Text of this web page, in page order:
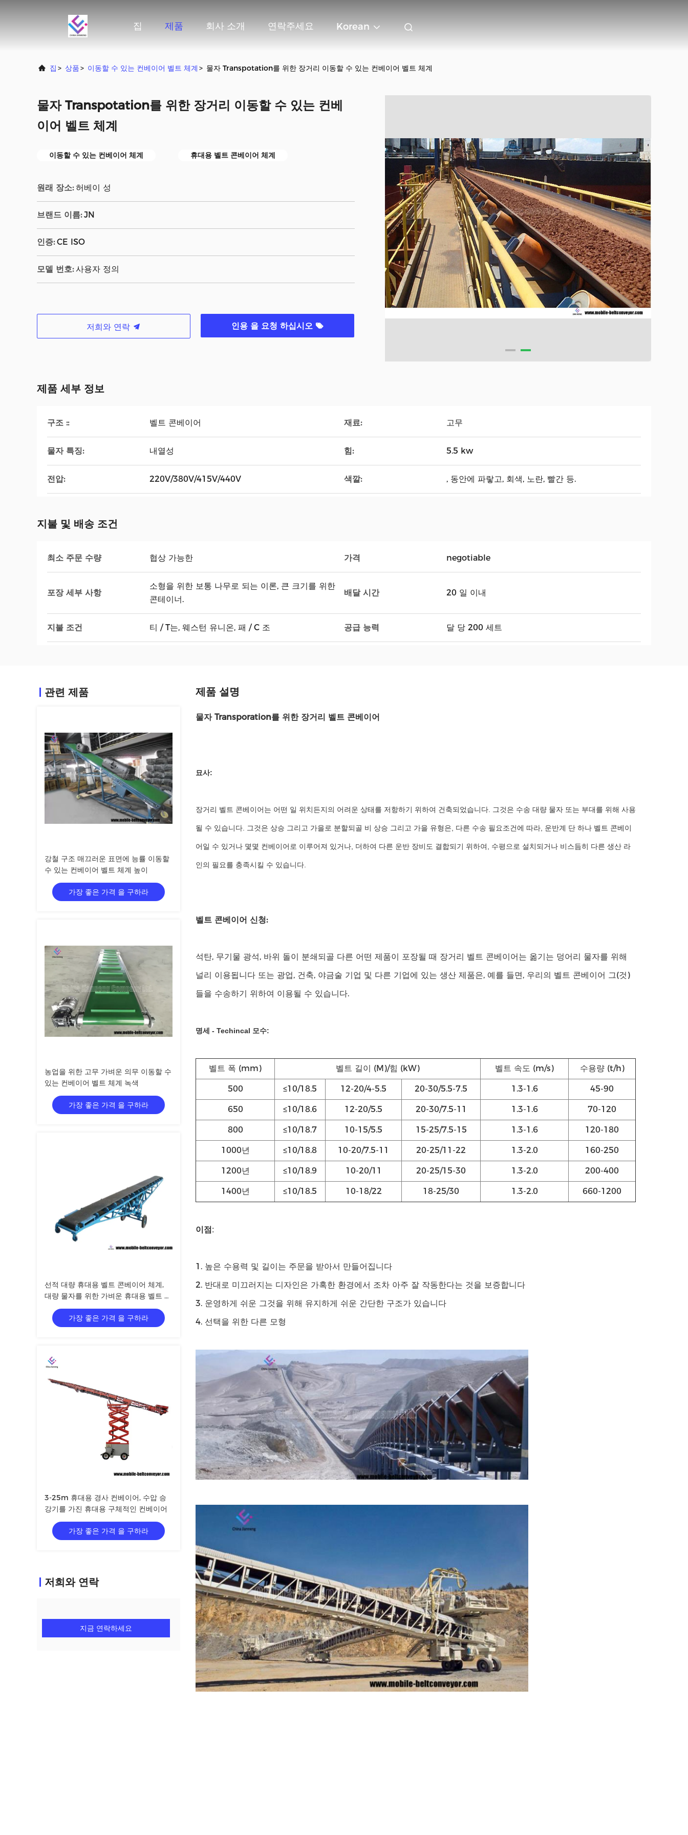
집 제품 회사 소개 연락주세요 Korean
집 > 상품> 이동할 수 있는 컨베이어 벨트 체계 > 물자 Transpotation를 위한 장거리 이동할 수 있는 컨베이어 벨트 체계
물자 Transpotation를 위한 장거리 이동할 수 있는 컨베
이어 벨트 체계
이동할 수 있는 컨베이어 체계 휴대용 벨트 콘베이어 체계
원래 장소: 허베이 성
브랜드 이름: JN
인증: CE ISO
모델 번호: 사용자 정의
저희와 연락 인용 을 요청 하십시오
제품 세부 정보
구조 :: 벨트 콘베이어 재료: 고무
물자 특징: 내열성 힘: 5.5 kw
전압: 220V/380V/415V/440V 색깔: , 동안에 파랗고, 회색, 노란, 빨간 등.
지불 및 배송 조건
최소 주문 수량 협상 가능한 가격 negotiable
포장 세부 사항
소형을 위한 보통 나무로 되는 이론, 큰 크기를 위한
콘테이너.
배달 시간 20 일 이내
지불 조건 티 / T는, 웨스턴 유니온, 패 / C 조 공급 능력 달 당 200 세트
관련 제품
강철 구조 매끄러운 표면에 능률 이동할
수 있는 컨베이어 벨트 체계 높이
가장 좋은 가격 을 구하라
농업을 위한 고무 가벼운 의무 이동할 수
있는 컨베이어 벨트 체계 녹색
가장 좋은 가격 을 구하라
선적 대량 휴대용 벨트 콘베이어 체계,
대량 물자를 위한 가벼운 휴대용 벨트 콘
베이어
가장 좋은 가격 을 구하라
3-25m 휴대용 경사 컨베이어, 수압 승
강기를 가진 휴대용 구체적인 컨베이어
가장 좋은 가격 을 구하라
저희와 연락
지금 연락하세요
제품 설명
물자 Transporation를 위한 장거리 벨트 콘베이어
묘사:
장거리 벨트 콘베이어는 어떤 일 위치든지의 어려운 상태를 저항하기 위하여 건축되었습니다. 그것은 수송 대량 물자 또는 부대를 위해 사용
될 수 있습니다. 그것은 상승 그리고 가을로 분할되골 비 상승 그리고 가을 유형은, 다른 수송 필요조건에 따라, 운반계 단 하나 벨트 콘베이
어일 수 있거나 몇몇 컨베이어로 이루어져 있거나, 더하여 다른 운반 장비도 결합되기 위하여, 수평으로 설치되거나 비스듬히 다른 생산 라
인의 필요를 충족시킬 수 있습니다.
벨트 콘베이어 신청:
석탄, 무기물 광석, 바위 돌이 분쇄되골 다른 어떤 제품이 포장될 때 장거리 벨트 콘베이어는 옮기는 덩어리 물자를 위해
널리 이용됩니다 또는 광업, 건축, 야금술 기업 및 다른 기업에 있는 생산 제품은, 예를 들면, 우리의 벨트 콘베이어 그(것)
들을 수송하기 위하여 이용될 수 있습니다.
명세 - Techincal 모수:
벨트 폭 (mm) 벨트 길이 (M)/힘 (kW) 벨트 속도 (m/s) 수용량 (t/h)
500 ≤10/18.5 12-20/4-5.5 20-30/5.5-7.5 1.3-1.6 45-90
650 ≤10/18.6 12-20/5.5 20-30/7.5-11 1.3-1.6 70-120
800 ≤10/18.7 10-15/5.5 15-25/7.5-15 1.3-1.6 120-180
1000년 ≤10/18.8 10-20/7.5-11 20-25/11-22 1.3-2.0 160-250
1200년 ≤10/18.9 10-20/11 20-25/15-30 1.3-2.0 200-400
1400년 ≤10/18.5 10-18/22 18-25/30 1.3-2.0 660-1200
이점 :
1. 높은 수용력 및 길이는 주문을 받아서 만들어집니다
2. 반대로 미끄러지는 디자인은 가혹한 환경에서 조차 아주 잘 작동한다는 것을 보증합니다
3. 운영하게 쉬운 그것을 위해 유지하게 쉬운 간단한 구조가 있습니다
4. 선택을 위한 다른 모형